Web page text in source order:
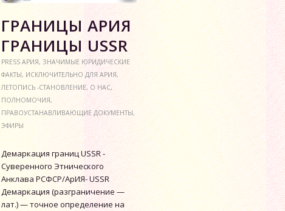
ГРАНИЦЫ АРИЯ
ГРАНИЦЫ USSR
PRESS АРИЯ,ЗНАЧИМЫЕ ЮРИДИЧЕСКИЕ
ФАКТЫ,ИСКЛЮЧИТЕЛЬНО ДЛЯ АРИЯ,
ЛЕТОПИСЬ -СТАНОВЛЕНИЕ, О НАС,
ПОЛНОМОЧИЯ,
ПРАВОУСТАНАВЛИВАЮЩИЕ ДОКУМЕНТЫ,
ЭФИРЫ
Демаркация границ USSR -
Суверенного Этнического
Анклава РСФСР/АрИЯ- USSR
Демаркация (разграничение —
лат.) — точное определение на